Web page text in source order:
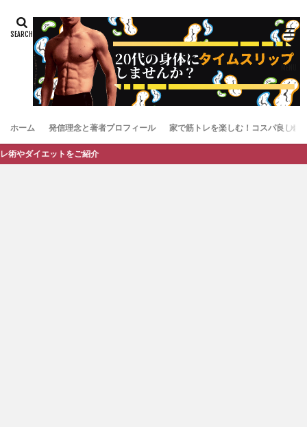
ホーム 発信理念と著者プロフィール 家で筋トレを楽しむ！コスパ良しお